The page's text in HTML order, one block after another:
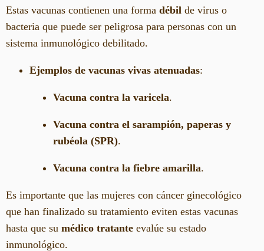
Estas vacunas contienen una forma débil de virus o
bacteria que puede ser peligrosa para personas con un
sistema inmunológico debilitado.
Ejemplos de vacunas vivas atenuadas:
Vacuna contra la varicela.
Vacuna contra el sarampión, paperas y
rubéola (SPR).
Vacuna contra la fiebre amarilla.
Es importante que las mujeres con cáncer ginecológico
que han finalizado su tratamiento eviten estas vacunas
hasta que su médico tratante evalúe su estado
inmunológico.